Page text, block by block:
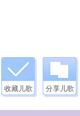
收藏儿歌 分享儿歌